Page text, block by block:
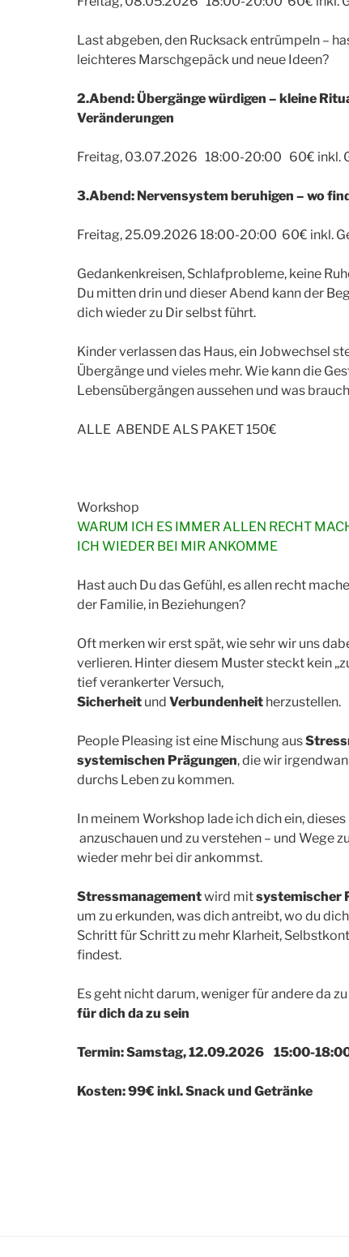
Last abgeben, den Rucksack entrümpeln –
leichteres Marschgepäck und neue Ideen?
2.Abend: Übergänge würdigen – kleine
Veränderungen
Freitag, 03.07.2026 18:00-20:00 60€ inkl.
3.Abend: Nervensystem beruhigen – wo
Freitag, 25.09.2026 18:00-20:00 60€ inkl.
Gedankenkreisen, Schlafprobleme, keine
Du mitten drin und dieser Abend kann der
dich wieder zu Dir selbst führt.
Kinder verlassen das Haus, ein Jobwechsel
Übergänge und vieles mehr. Wie kann die
Lebensübergängen aussehen und was
ALLE ABENDE ALS PAKET 150€
Workshop
WARUM ICH ES IMMER ALLEN RECHT
ICH WIEDER BEI MIR ANKOMME
Hast auch Du das Gefühl, es allen recht
der Familie, in Beziehungen?
Oft merken wir erst spät, wie sehr wir uns
verlieren. Hinter diesem Muster steckt kein
tief verankerter Versuch,
Sicherheitund Verbundenheitherzustellen.
People Pleasing ist eine Mischung aus
systemischen Prägungen, die wir
durchs Leben zu kommen.
In meinem Workshop lade ich dich ein,
anzuschauen und zu verstehen – und Wege
wieder mehr bei dir ankommst.
Stressmanagementwird mitsystemischer
um zu erkunden, was dich antreibt, wo du
Schritt für Schritt zu mehr Klarheit,
findest.
Es geht nicht darum, weniger für andere da
für dich da zu sein
Termin: Samstag, 12.09.2026 15:00-
Kosten: 99€ inkl. Snack und Getränke